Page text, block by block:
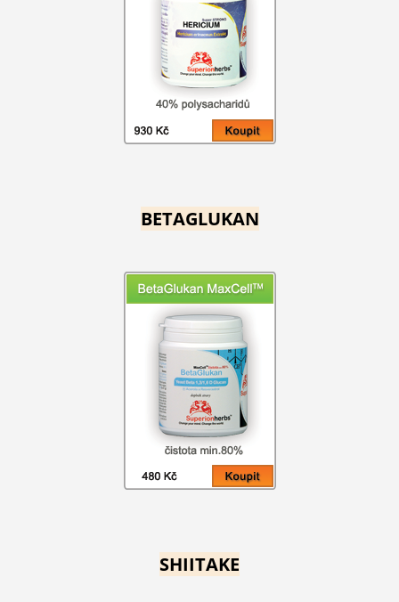
BETAGLUKAN
SHIITAKE